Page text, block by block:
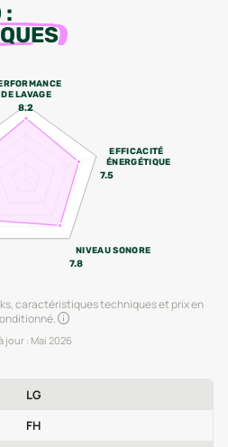
:
DE LAVAGE
8.2
EFFICACITÉ
ÉNERGÉTIQUE
7.5
NIVEAU SONORE
7.8
caractéristiques techniques et prix en
jour : Mai 2026
LG
FH